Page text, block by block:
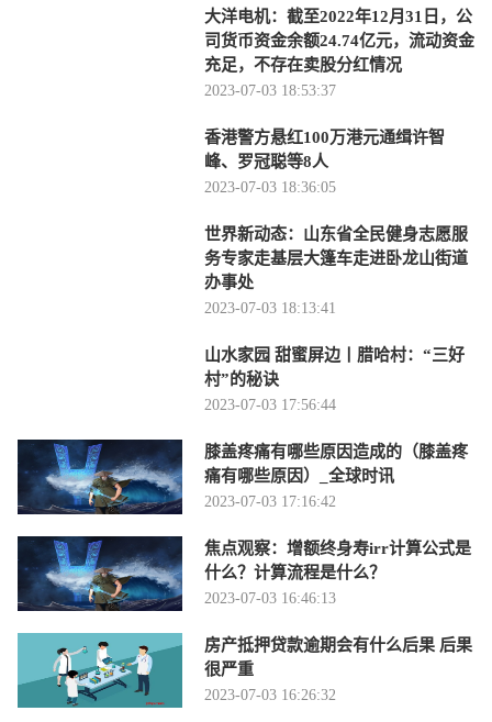
大洋电机：截至2022年12月31日，公
司货币资金余额24.74亿元，流动资金
充足，不存在卖股分红情况
2023-07-03 18:53:37
香港警方悬红100万港元通缉许智
峰、罗冠聪等8人
2023-07-03 18:36:05
世界新动态：山东省全民健身志愿服
务专家走基层大篷车走进卧龙山街道
办事处
2023-07-03 18:13:41
山水家园 甜蜜屏边丨腊哈村：“三好
村”的秘诀
2023-07-03 17:56:44
膝盖疼痛有哪些原因造成的（膝盖疼
痛有哪些原因）_全球时讯
2023-07-03 17:16:42
焦点观察：增额终身寿irr计算公式是
什么？计算流程是什么？
2023-07-03 16:46:13
房产抵押贷款逾期会有什么后果 后果
很严重
2023-07-03 16:26:32